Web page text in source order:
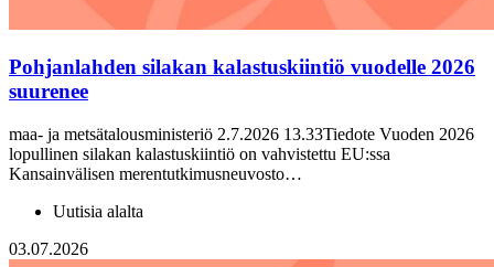
Pohjanlahden silakan kalastuskiintiö vuodelle 2026
suurenee
maa- ja metsätalousministeriö 2.7.2026 13.33Tiedote Vuoden 2026
lopullinen silakan kalastuskiintiö on vahvistettu EU:ssa
Kansainvälisen merentutkimusneuvosto…
Uutisia alalta
03.07.2026